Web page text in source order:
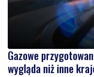
Gazowe
wygląda niż inne